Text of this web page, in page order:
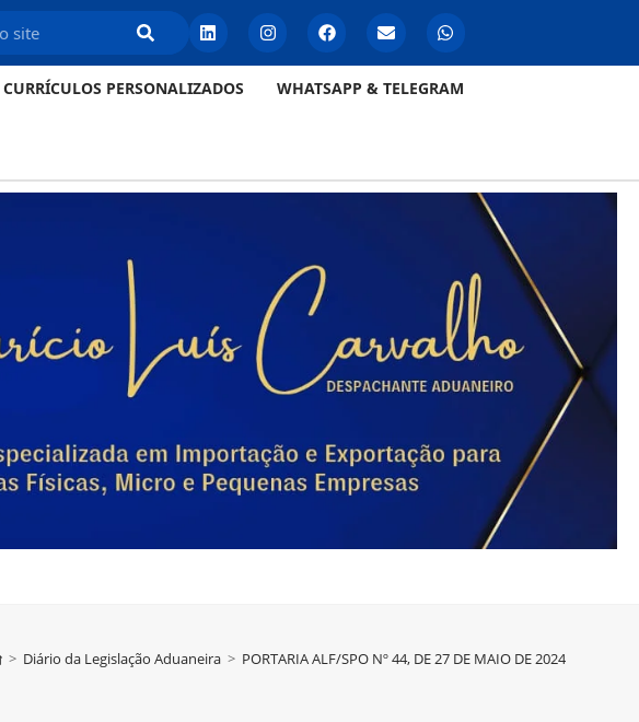
CURRÍCULOS PERSONALIZADOS
WHATSAPP & TELEGRAM
> Diário da Legislação Aduaneira > PORTARIA ALF/SPO Nº 44, DE 27 DE MAIO DE 2024